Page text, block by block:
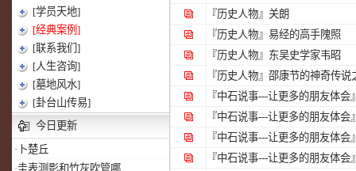
[学员天地]
[经典案例]
[联系我们]
[人生咨询]
[墓地风水]
[卦台山传易]
今日更新
· 卜楚丘
·圭表测影和竹灰吹管哪..
『历史人物』 关朗
『历史人物』 易经的高手隗照
『历史人物』 东吴史学家韦昭
『历史人物』 邵康节的神奇传说
『中石说事---让更多的朋友体会
『中石说事---让更多的朋友体会
『中石说事---让更多的朋友体会
『中石说事---让更多的朋友体会